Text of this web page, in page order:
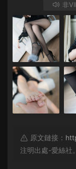
非
原文鏈接：
注明出處-愛絲社。